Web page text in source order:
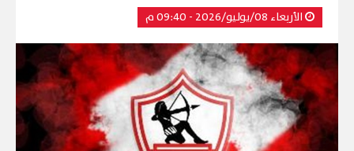
الأربعاء 08/يوليو/2026 - 09:40 م